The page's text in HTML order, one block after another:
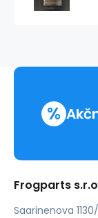
%
Frogparts
Saarinenova